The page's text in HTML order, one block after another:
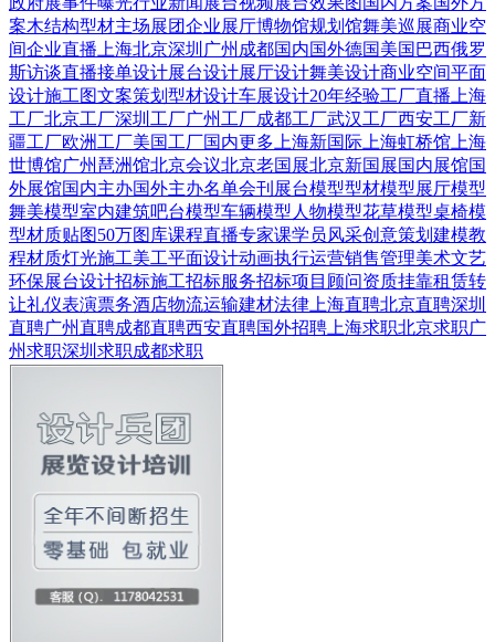
案木结构型材主场展团企业展厅博物馆规划馆舞美巡展商业空
间企业直播 上海北京深圳 广州 成都国内国外德国美国 巴西俄罗
斯访谈直播接单设计展台设计展厅设计舞美设计商业空间平面
设计施工图文案策划 型材设计车展设计20年经验工厂直播 上海
工厂北京工厂深圳工厂广州工厂成都工厂武汉工厂西安工厂新
疆工厂欧洲工厂美国工厂国内更多 上海新国际 上海虹桥馆 上海
世博馆广州琶洲馆北京会议北京老国展北京新国展国内展馆国
外展馆国内主办国外主办名单会刊 展台模型型材模型展厅模型
舞美模型室内建筑吧台模型车辆模型 人物模型花草模型桌椅模
型材质贴图50万图库课程直播专家课学员风采创意策划 建模教
程材质灯光施工美工平面设计动画执行运营销售管理美术文艺
环保展台设计招标施工招标服务招标项目顾问资质挂靠租赁转
让礼仪表演票务酒店物流运输建材法律 上海直聘北京直聘深圳
直聘广州直聘成都直聘西安直聘国外招聘 上海求职北京求职广
州求职深圳求职成都求职